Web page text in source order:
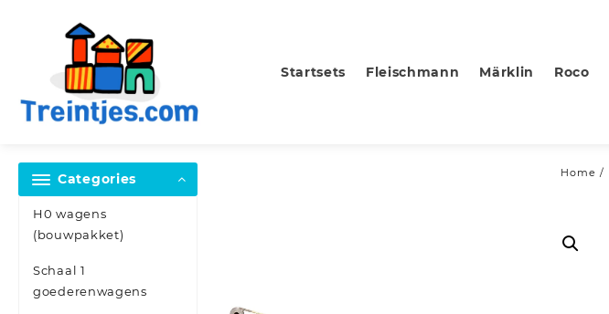
Startsets Fleischmann Märklin Roco
Categories
H0 wagens
(bouwpakket)
Schaal 1
goederenwagens
Home